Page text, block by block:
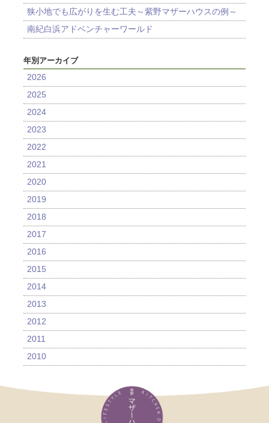
狭小地でも広がりを生む工夫～紫野マザーハウスの例～
南紀白浜アドベンチャーワールド
年別アーカイブ
2026
2025
2024
2023
2022
2021
2020
2019
2018
2017
2016
2015
2014
2013
2012
2011
2010